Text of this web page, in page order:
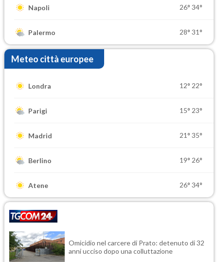
Napoli 26° 34°
Palermo 28° 31°
Meteo città europee
Londra 12° 22°
Parigi 15° 23°
Madrid 21° 35°
Berlino 19° 26°
Atene 26° 34°
Omicidio nel carcere di Prato: detenuto di 32
anni ucciso dopo una colluttazione